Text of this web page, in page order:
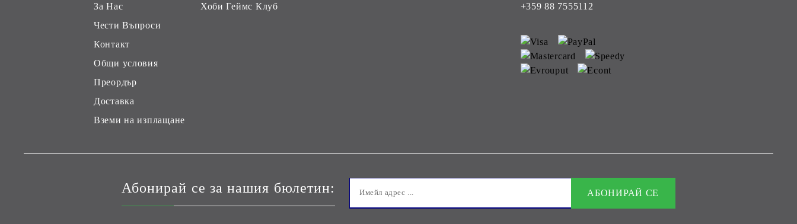
За Нас
Чести Въпроси
Контакт
Общи условия
Преордър
Доставка
Вземи на изплащане
Хоби Геймс Клуб
+359 88 7555112
Абонирай се за нашия бюлетин: